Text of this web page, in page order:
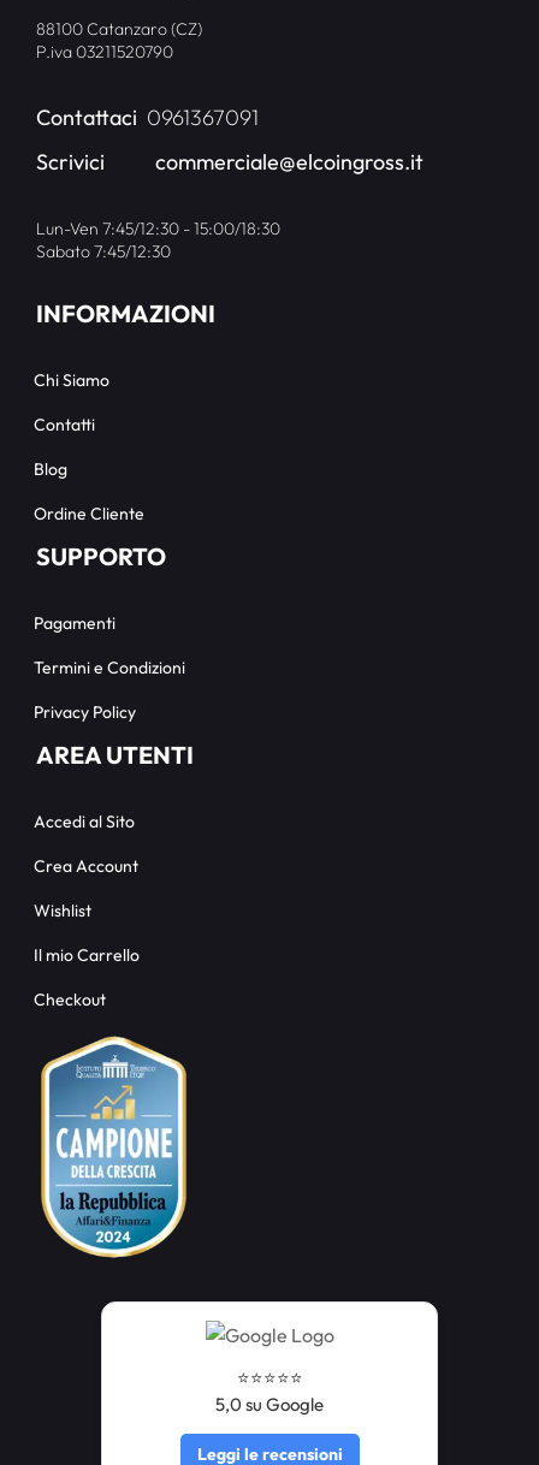
88100 Catanzaro (CZ)
P.iva 03211520790
Contattaci 0961367091
Scrivici
commerciale@elcoingross.it
Lun-Ven 7:45/12:30 - 15:00/18:30
Sabato 7:45/12:30
INFORMAZIONI
Chi Siamo
Contatti
Blog
Ordine Cliente
SUPPORTO
Pagamenti
Termini e Condizioni
Privacy Policy
AREA UTENTI
Accedi al Sito
Crea Account
Wishlist
Il mio Carrello
Checkout
⭐️⭐️⭐️⭐️⭐️
5,0 su Google
Leggi le recensioni